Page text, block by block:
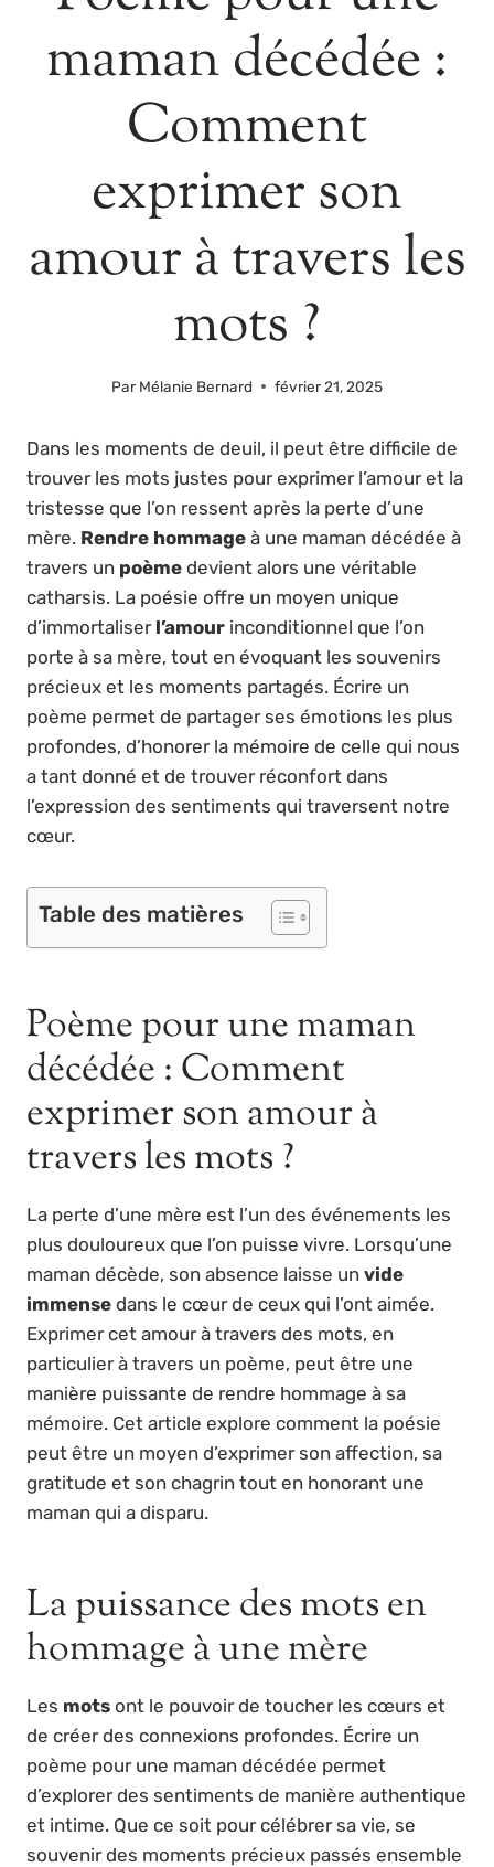
maman décédée :
Comment
exprimer son
amour à travers les
mots ?
Par Mélanie Bernard février 21, 2025
Dans les moments de deuil, il peut être difficile de
trouver les mots justes pour exprimer l’amour et la
tristesse que l’on ressent après la perte d’une
mère. Rendre hommage à une maman décédée à
travers un poème devient alors une véritable
catharsis. La poésie offre un moyen unique
d’immortaliser l’amour inconditionnel que l’on
porte à sa mère, tout en évoquant les souvenirs
précieux et les moments partagés. Écrire un
poème permet de partager ses émotions les plus
profondes, d’honorer la mémoire de celle qui nous
a tant donné et de trouver réconfort dans
l’expression des sentiments qui traversent notre
cœur.
Table des matières
Poème pour une maman
décédée : Comment
exprimer son amour à
travers les mots ?
La perte d’une mère est l’un des événements les
plus douloureux que l’on puisse vivre. Lorsqu’une
maman décède, son absence laisse un vide
immense dans le cœur de ceux qui l’ont aimée.
Exprimer cet amour à travers des mots, en
particulier à travers un poème, peut être une
manière puissante de rendre hommage à sa
mémoire. Cet article explore comment la poésie
peut être un moyen d’exprimer son affection, sa
gratitude et son chagrin tout en honorant une
maman qui a disparu.
La puissance des mots en
hommage à une mère
Les mots ont le pouvoir de toucher les cœurs et
de créer des connexions profondes. Écrire un
poème pour une maman décédée permet
d’explorer des sentiments de manière authentique
et intime. Que ce soit pour célébrer sa vie, se
souvenir des moments précieux passés ensemble